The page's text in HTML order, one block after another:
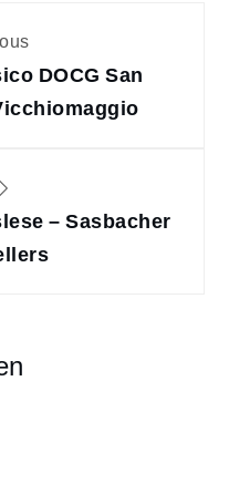
DOCG San
– Sasbacher